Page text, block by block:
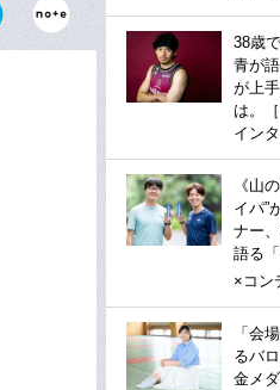
38歳
青が
が上
は。
イン
《山
イパ”
ナー
語る
×コン
「会
るバ
金メ